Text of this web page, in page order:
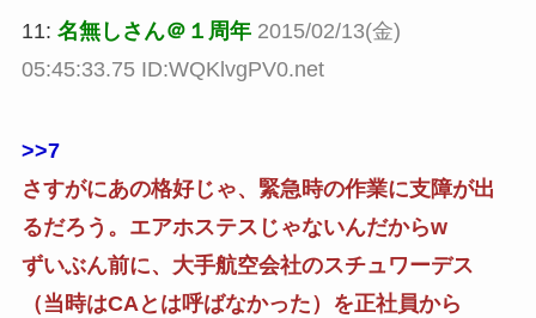
11: 名無しさん＠１周年 2015/02/13(金)
05:45:33.75 ID:WQKlvgPV0.net
>>7
さすがにあの格好じゃ、緊急時の作業に支障が出
るだろう。エアホステスじゃないんだからw
ずいぶん前に、大手航空会社のスチュワーデス
（当時はCAとは呼ばなかった）を正社員から